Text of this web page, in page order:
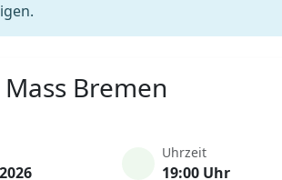
Bremen
Uhrzeit
19:00 Uhr